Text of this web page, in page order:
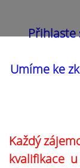
Přihlaste
Umíme ke
Každý
kvalifikace